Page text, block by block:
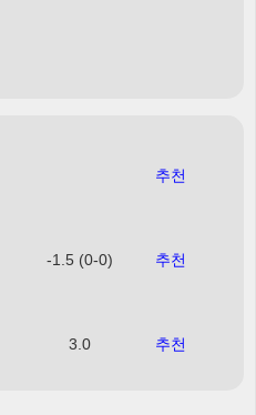
추천
-1.5 (0-0) 추천
3.0 추천